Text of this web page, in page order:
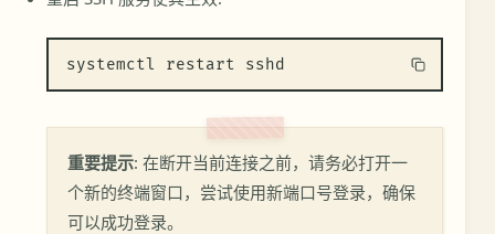
systemctl restart sshd
重要提示: 在断开当前连接之前，请务必打开一
个新的终端窗口，尝试使用新端口号登录，确保
可以成功登录。